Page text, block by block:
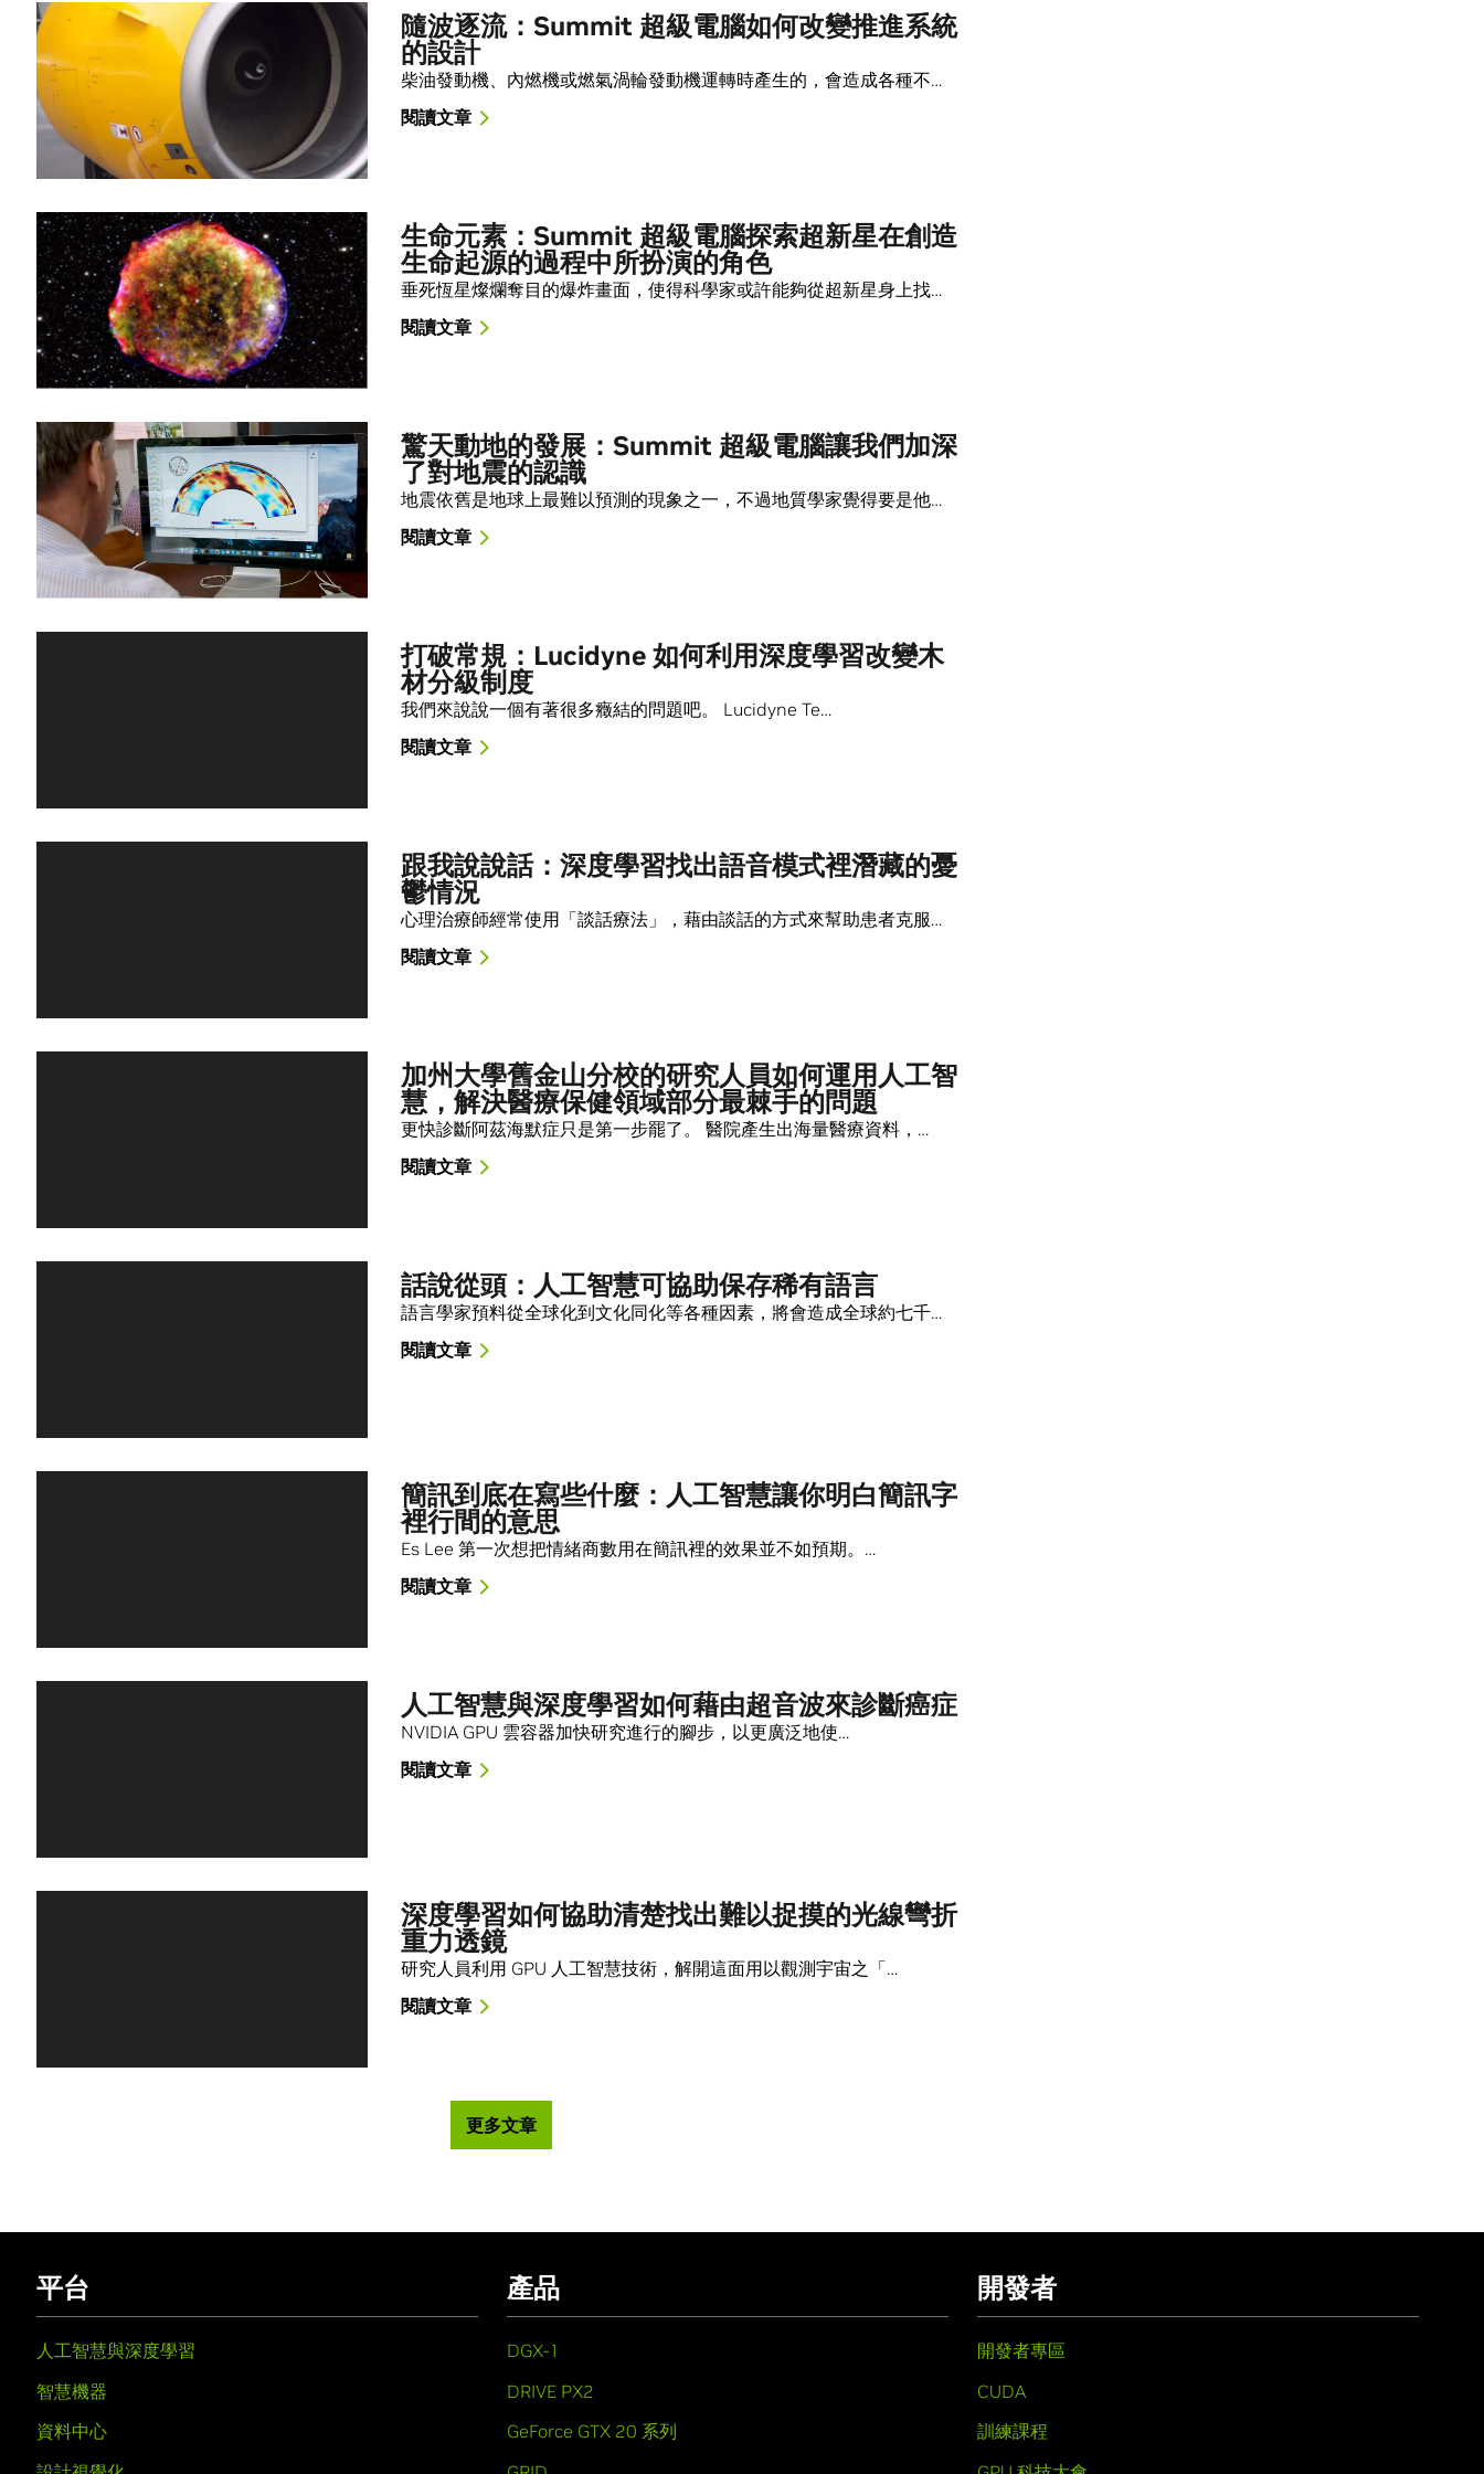
隨波逐流：Summit 超級電腦如何改變推進系統
的設計
柴油發動機、內燃機或燃氣渦輪發動機運轉時產生的，會造成各種不…
閱讀文章
生命元素：Summit 超級電腦探索超新星在創造
生命起源的過程中所扮演的角色
垂死恆星燦爛奪目的爆炸畫面，使得科學家或許能夠從超新星身上找…
閱讀文章
驚天動地的發展：Summit 超級電腦讓我們加深
了對地震的認識
地震依舊是地球上最難以預測的現象之一，不過地質學家覺得要是他…
閱讀文章
打破常規：Lucidyne 如何利用深度學習改變木
材分級制度
我們來說說一個有著很多癥結的問題吧。 Lucidyne Te…
閱讀文章
跟我說說話：深度學習找出語音模式裡潛藏的憂
鬱情況
心理治療師經常使用「談話療法」，藉由談話的方式來幫助患者克服…
閱讀文章
加州大學舊金山分校的研究人員如何運用人工智
慧，解決醫療保健領域部分最棘手的問題
更快診斷阿茲海默症只是第一步罷了。 醫院產生出海量醫療資料，…
閱讀文章
話說從頭：人工智慧可協助保存稀有語言
語言學家預料從全球化到文化同化等各種因素，將會造成全球約七千…
閱讀文章
簡訊到底在寫些什麼：人工智慧讓你明白簡訊字
裡行間的意思
Es Lee 第一次想把情緒商數用在簡訊裡的效果並不如預期。…
閱讀文章
人工智慧與深度學習如何藉由超音波來診斷癌症
NVIDIA GPU 雲容器加快研究進行的腳步，以更廣泛地使…
閱讀文章
深度學習如何協助清楚找出難以捉摸的光線彎折
重力透鏡
研究人員利用 GPU 人工智慧技術，解開這面用以觀測宇宙之「…
閱讀文章
更多文章
平台
人工智慧與深度學習
智慧機器
資料中心
產品
DGX-1
DRIVE PX2
GeForce GTX 20 系列
開發者
開發者專區
CUDA
訓練課程